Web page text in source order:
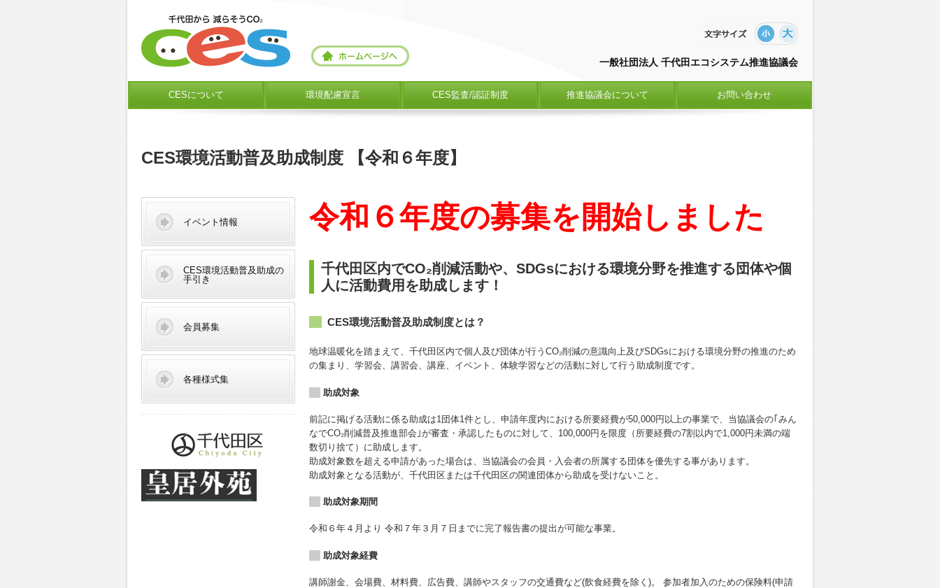
一般社団法人 千代田エコシステム推進協議会
CESについて 環境配慮宣言 CES監査/認証制度 推進協議会について お問い合わせ
CES環境活動普及助成制度 【令和６年度】
令和６年度の募集を開始しました
千代田区内でCO₂削減活動や、SDGsにおける環境分野を推進する団体や個
人に活動費用を助成します！
CES環境活動普及助成制度とは？
地球温暖化を踏まえて、千代田区内で個人及び団体が行うCO₂削減の意識向上及びSDGsにおける環境分野の推進のため
の集まり、学習会、講習会、講座、イベント、体験学習などの活動に対して行う助成制度です。
助成対象
前記に掲げる活動に係る助成は1団体1件とし、申請年度内における所要経費が50,000円以上の事業で、当協議会の｢みん
なでCO₂削減普及推進部会｣が審査・承認したものに対して、100,000円を限度（所要経費の7割以内で1,000円未満の端
数切り捨て）に助成します。
助成対象数を超える申請があった場合は、当協議会の会員・入会者の所属する団体を優先する事があります。
助成対象となる活動が、千代田区または千代田区の関連団体から助成を受けないこと。
助成対象期間
令和６年４月より 令和７年３月７日までに完了報告書の提出が可能な事業。
助成対象経費
講師謝金、会場費、材料費、広告費、講師やスタッフの交通費など(飲食経費を除く)。 参加者加入のための保険料(申請
イベント情報
CES環境活動普及助成の
手引き
会員募集
各種様式集